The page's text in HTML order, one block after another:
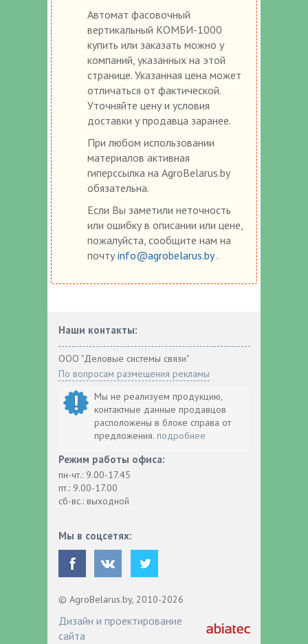
Автомат фасовочный
вертикальный КОМБИ-1000
купить или заказать можно у
компаний, указанных на этой
странице. Указанная цена может
отличаться от фактической.
Уточняйте цену и условия
доставки у продавца заранее.
При любом использовании
материалов активная
гиперссылка на AgroBelarus.by
обязательна.
Если Вы заметили неточность
или ошибку в описании или цене,
пожалуйста, сообщите нам на
почту info@agrobelarus.by.
Наши контакты:
ООО "Деловые системы связи"
По вопросам размещения рекламы
Мы не реализуем продукцию,
контактные данные продавцов
расположены в блоке справа от
предложения. подробнее
Режим работы офиса:
пн-чт.: 9.00-17.45
пт.: 9.00-17.00
сб-вс.: выходной
Мы в соцсетях:
© AgroBelarus.by, 2010-2026
Дизайн и проектирование
сайта